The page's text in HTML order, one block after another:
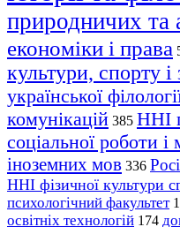
природничих та
економіки і права
культури, спорту і
української
комунікацій 385 ННІ
соціальної роботи і
іноземних мов 336
ННІ фізичної культури
психологічний факультет
освітніх технологій 174